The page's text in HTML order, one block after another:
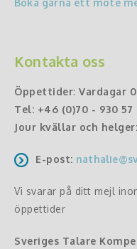
Boka gärna ett möte
Kontakta oss
Öppettider: Vardagar
Tel: +46 (0)70 - 930 57
Jour kvällar och helger:
E-post:
Vi svarar på ditt mejl
öppettider
Sveriges Talare